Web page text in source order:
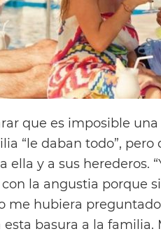
que es imposible
“le daban todo”, pero
ella y a sus herederos.
la angustia porque
me hubiera
basura a la familia.